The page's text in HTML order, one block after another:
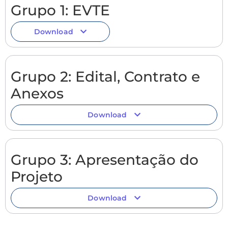
Grupo 1: EVTE
Download
Grupo 2: Edital, Contrato e
Anexos
Download
Grupo 3: Apresentação do
Projeto
Download